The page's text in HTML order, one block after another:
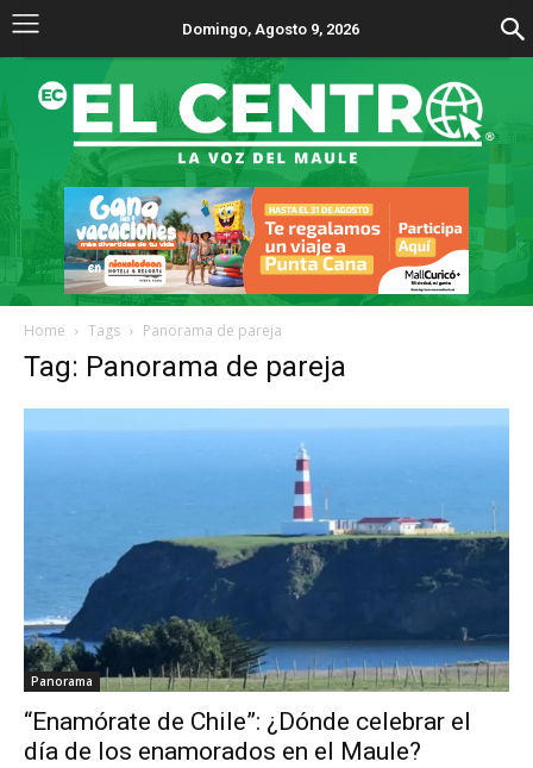
Domingo, Agosto 9, 2026
Home Tags Panorama de pareja
Tag: Panorama de pareja
Panorama
“Enamórate de Chile”: ¿Dónde celebrar el
día de los enamorados en el Maule?